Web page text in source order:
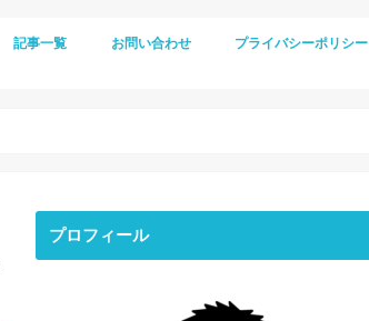
記事一覧 お問い合わせ プライバシーポリシー
プロフィール